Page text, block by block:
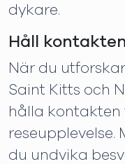
dykare.
Håll
När du
Saint Kitts och
hålla kontakten
reseupplevelse.
du undvika